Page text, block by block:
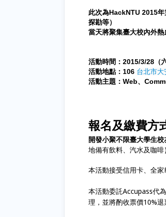
此次為HackNTU 2015
探勘等）
當天將聚集臺大校內外
活動時間：2015/3/28（
活動地點：106 台北市
活動主題：Web、
報名及繳費方
開發小聚不限臺大學生
地備有飲料、汽水及咖啡
本活動接受信用卡、全
本活動委託Accupass代
理，並將酌收票價10%退